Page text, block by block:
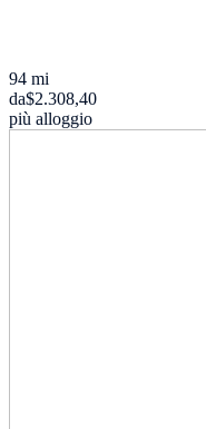
94 mi
da$2.308,40
più alloggio